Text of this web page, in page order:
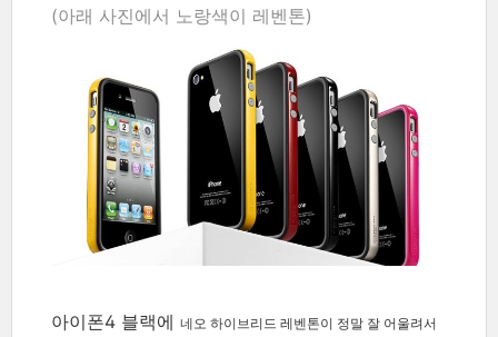
(아래 사진에서 노랑색이 레벤톤)
아이폰4 블랙에 네오 하이브리드 레벤톤이 정말 잘 어울려서